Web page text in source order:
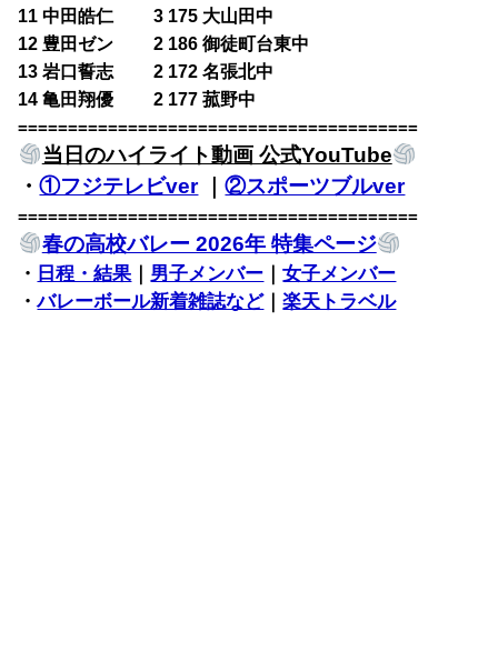
11 中田皓仁 3 175 大山田中
12 豊田ゼン 2 186 御徒町台東中
13 岩口誓志 2 172 名張北中
14 亀田翔優 2 177 菰野中
========================================
当日のハイライト動画 公式YouTube
・①フジテレビver｜②スポーツブルver
========================================
春の高校バレー 2026年 特集ページ
・ 日程・結果｜ 男子メンバー ｜女子メンバー
・バレーボール新着雑誌など｜楽天トラベル